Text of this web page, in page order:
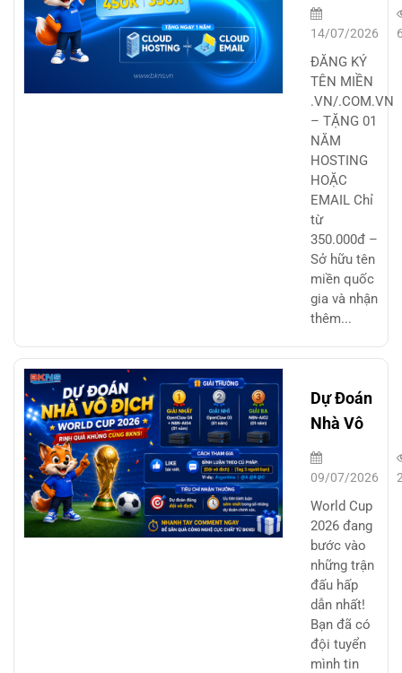
.VN/
– TẶNG 01
NĂM
HOSTING
HOẶC
14/07/2026
ĐĂNG KÝ
TÊN MIỀN
.VN/.COM.VN
– TẶNG 01
NĂM
HOSTING
HOẶC
EMAIL Chỉ
từ
350.000đ –
Sở hữu tên
miền quốc
gia và nhận
thêm...
Dự Đoán
Nhà Vô
Địch
World
Cup 2026
– Rinh
Quà
Công
Nghệ
Cùng
BKNS
09/07/2026
World Cup
2026 đang
bước vào
những trận
đấu hấp
dẫn nhất!
Bạn đã có
đội tuyển
mình tin